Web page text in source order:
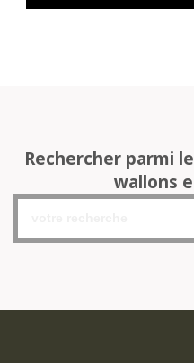
Rechercher parmi
wallons